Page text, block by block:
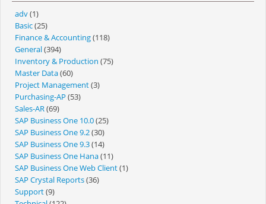
adv(1)
Basic(25)
Finance & Accounting(118)
General(394)
Inventory & Production (75)
Master Data(60)
Project Management(3)
Purchasing-AP (53)
Sales-AR(69)
SAP Business One 10.0(25)
SAP Business One 9.2(30)
SAP Business One 9.3(14)
SAP Business One Hana(11)
SAP Business One Web Client(1)
SAP Crystal Reports(36)
Support(9)